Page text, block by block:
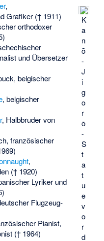
K
a
n
ō
-
J
i
g
o
r
ō
-
S
t
a
t
u
e
v
o
r
d
,
Grafiker († 1911)
orthodoxer
und Übersetzer
, belgischer
, belgischer
, Halbbruder von
, französischer
,
(† 1920)
Lyriker und
Flugzeug-
Pianist,
(† 1964)